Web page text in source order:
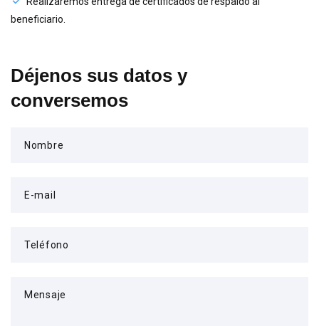
beneficiario.
Déjenos sus datos y
conversemos
Nombre
E-mail
Teléfono
Mensaje